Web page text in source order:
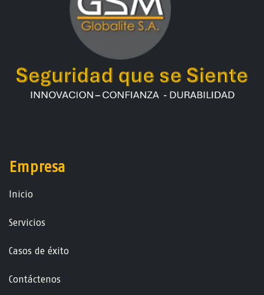
Empresa
Ini​ci​o
Servicios
Casos de éxito
Contáctenos